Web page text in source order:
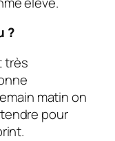
?
très
matin on
pour